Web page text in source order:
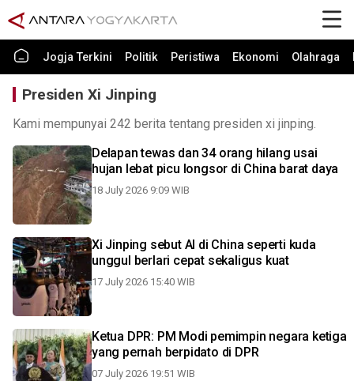
Jogja Terkini Politik Peristiwa Ekonomi Olahraga
Presiden Xi Jinping
Kami mempunyai 242 berita tentang presiden xi jinping.
Delapan tewas dan 34 orang hilang usai
hujan lebat picu longsor di China barat daya
18 July 2026 9:09 WIB
Xi Jinping sebut AI di China seperti kuda
unggul berlari cepat sekaligus kuat
17 July 2026 15:40 WIB
Ketua DPR: PM Modi pemimpin negara ketiga
yang pernah berpidato di DPR
07 July 2026 19:51 WIB